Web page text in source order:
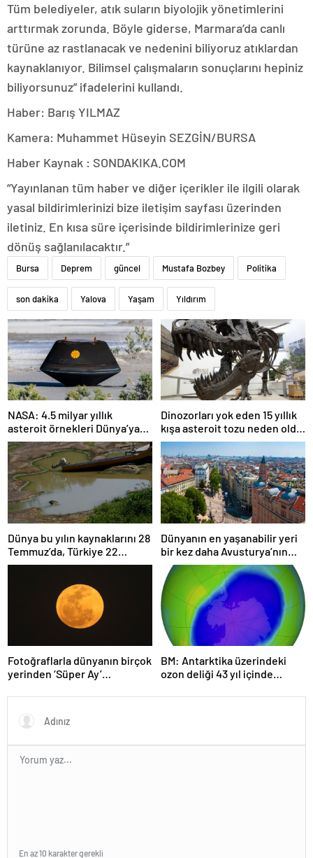
Tüm belediyeler, atık suların biyolojik yönetimlerini
arttırmak zorunda. Böyle giderse, Marmara’da canlı
türüne az rastlanacak ve nedenini biliyoruz atıklardan
kaynaklanıyor. Bilimsel çalışmaların sonuçlarını hepiniz
biliyorsunuz” ifadelerini kullandı.
Haber: Barış YILMAZ
Kamera: Muhammet Hüseyin SEZGİN/BURSA
Haber Kaynak : SONDAKIKA.COM
“Yayınlanan tüm haber ve diğer içerikler ile ilgili olarak
yasal bildirimlerinizi bize iletişim sayfası üzerinden
iletiniz. En kısa süre içerisinde bildirimlerinize geri
dönüş sağlanılacaktır.”
Bursa Deprem güncel Mustafa Bozbey Politika
son dakika Yalova Yaşam Yıldırım
NASA: 4.5 milyar yıllık
asteroit örnekleri Dünya’ya
getirildi; yaşamın
başlangıcına ışık tutabilir
Dinozorları yok eden 15 yıllık
kışa asteroit tozu neden oldu
| Araştırma
Dünya bu yılın kaynaklarını 28
Temmuz’da, Türkiye 22
Haziran’da tüketti
Dünyanın en yaşanabilir yeri
bir kez daha Avusturya’nın
başkenti Viyana oldu
Fotoğraflarla dünyanın birçok
yerinden ‘Süper Ay’
BM: Antarktika üzerindeki
ozon deliği 43 yıl içinde
En az 10 karakter gerekli